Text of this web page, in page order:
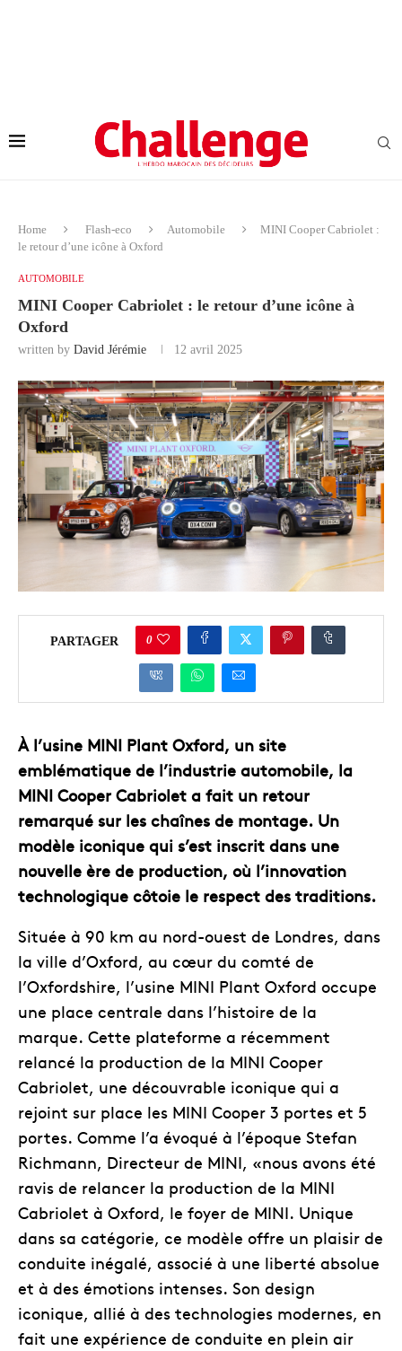
Home Flash-eco Automobile
MINI Cooper Cabriolet :
le retour d’une icône à Oxford
AUTOMOBILE
MINI Cooper Cabriolet : le retour d’une icône à
Oxford
written by David Jérémie 12 avril 2025
PARTAGER 0
À l’usine MINI Plant Oxford, un site
emblématique de l’industrie automobile, la
MINI Cooper Cabriolet a fait un retour
remarqué sur les chaînes de montage. Un
modèle iconique qui s’est inscrit dans une
nouvelle ère de production, où l’innovation
technologique côtoie le respect des traditions.
Située à 90 km au nord-ouest de Londres, dans
la ville d’Oxford, au cœur du comté de
l’Oxfordshire, l’usine MINI Plant Oxford occupe
une place centrale dans l’histoire de la
marque. Cette plateforme a récemment
relancé la production de la MINI Cooper
Cabriolet, une découvrable iconique qui a
rejoint sur place les MINI Cooper 3 portes et 5
portes. Comme l’a évoqué à l’époque Stefan
Richmann, Directeur de MINI, «nous avons été
ravis de relancer la production de la MINI
Cabriolet à Oxford, le foyer de MINI. Unique
dans sa catégorie, ce modèle offre un plaisir de
conduite inégalé, associé à une liberté absolue
et à des émotions intenses. Son design
iconique, allié à des technologies modernes, en
fait une expérience de conduite en plein air